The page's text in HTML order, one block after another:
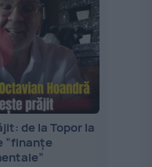
de la Topor la
”finanțe